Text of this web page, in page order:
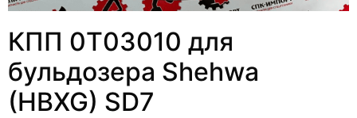
КПП 0T03010 для
бульдозера Shehwa
(HBXG) SD7